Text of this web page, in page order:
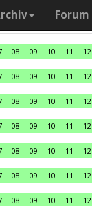
Forum
08 09 10 11 12
08 09 10 11 12
08 09 10 11 12
08 09 10 11 12
08 09 10 11 12
08 09 10 11 12
08 09 10 11 12